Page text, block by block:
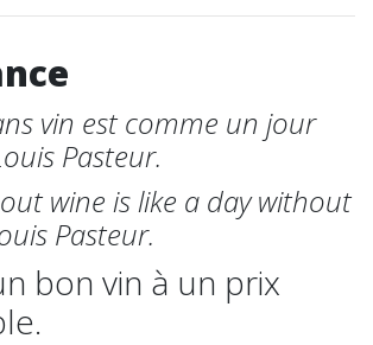
vin est comme un jour
Pasteur.
wine is like a day without
Pasteur.
bon vin à un prix